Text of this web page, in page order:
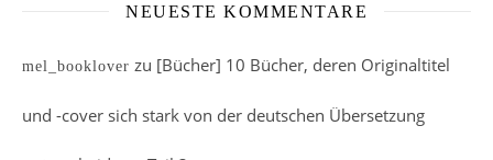
NEUESTE KOMMENTARE
mel_booklover zu [Bücher] 10 Bücher, deren Originaltitel
und -cover sich stark von der deutschen Übersetzung